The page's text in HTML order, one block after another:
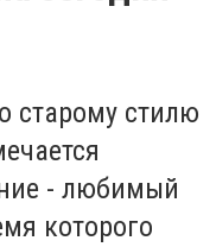
старому стилю
- любимый
которого